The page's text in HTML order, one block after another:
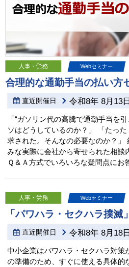
人事・労務 Webセミナー
合理的な通勤手当の払い方
直近開催日 令和8年 8月13
「“ガソリン代の高騰で通勤手当を
ソはどうしているのか？」 「たっ
求された。そんなの必要なのか？」
みな実際に会社から寄せられた相談
Ｑ＆Ａ方式でいろいろな疑問点にお
人事・労務 Webセミナー
「パワハラ・セクハラ撲滅
直近開催日 令和8年 8月18
中小企業はパワハラ・セクハラ対策
の準備のため、すぐに使える具体的